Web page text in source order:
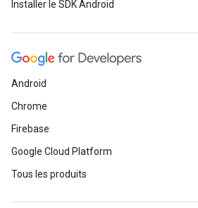
Installer le SDK Android
Android
Chrome
Firebase
Google Cloud Platform
Tous les produits